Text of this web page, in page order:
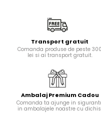
Transport gratuit
Comanda produse de peste 300
lei si ai transport gratuit.
Ambalaj Premium Cadou
Comanda ta ajunge in
in ambalajele noastre cu